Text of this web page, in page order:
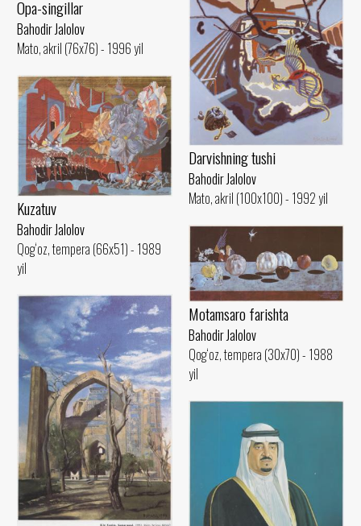
Opa-singillar
Bahodir Jalolov
Mato, akril (76x76) - 1996 yil
Darvishning tushi
Bahodir Jalolov
Mato, akril (100x100) - 1992 yil
Kuzatuv
Bahodir Jalolov
Qog‘oz, tempera (66x51) - 1989
yil
Motamsaro farishta
Bahodir Jalolov
Qog‘oz, tempera (30x70) - 1988
yil